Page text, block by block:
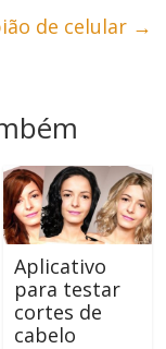
de celular →
Aplicativo
para testar
cortes de
cabelo